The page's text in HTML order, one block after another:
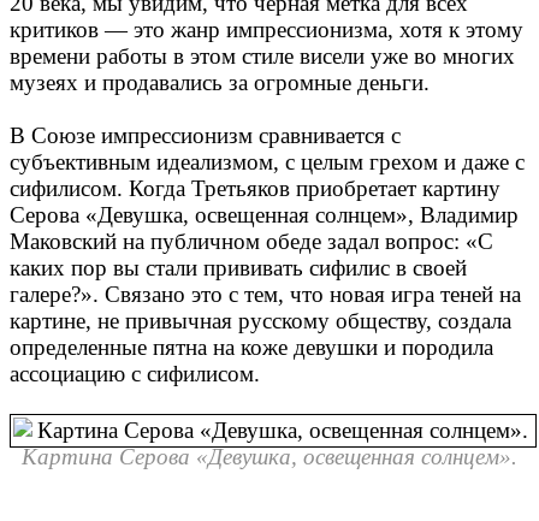
критиков — это жанр импрессионизма, хотя к этому
времени работы в этом стиле висели уже во многих
музеях и продавались за огромные деньги.
В Союзе импрессионизм сравнивается с
субъективным идеализмом, с целым грехом и даже с
сифилисом. Когда Третьяков приобретает картину
Серова «Девушка, освещенная солнцем», Владимир
Маковский на публичном обеде задал вопрос: «С
каких пор вы стали прививать сифилис в своей
галере?». Связано это с тем, что новая игра теней на
картине, не привычная русскому обществу, создала
определенные пятна на коже девушки и породила
ассоциацию с сифилисом.
Картина Серова «Девушка, освещенная солнцем».